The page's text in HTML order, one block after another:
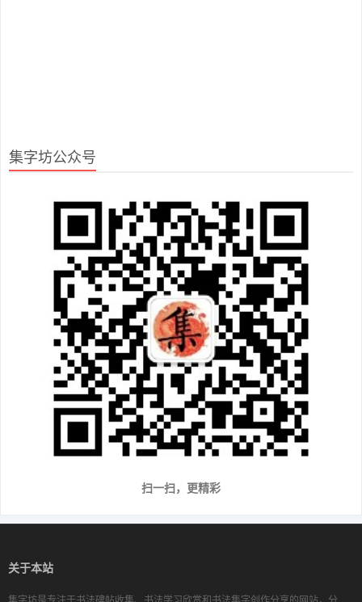
集字坊公众号
扫一扫，更精彩
关于本站